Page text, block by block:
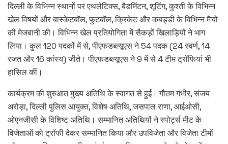
दिल्ली के विभिन्न स्थानों पर एथलेटिक्स, बैडमिंटन, शूटिंग, कुश्ती के विभिन्न
खेल विषयों और बास्केटबॉल, फुटबॉल, क्रिकेट और कबड्डी के विभिन्न मैचों
की मेजबानी की। विभिन्न खेल प्रतियोगिता में सैकड़ों खिलाड़ियों ने भाग
लिया। कुल 120 पदकों में से, पीएफडब्ल्यूएस ने 54 पदक (24 स्वर्ण, 14
रजत और 16 कांस्य) जीते। पीएफडब्ल्यूएस ने 9 में से 4 टीम ट्रॉफियां भी
हासिल कीं।
कार्यक्रम की शुरुआत मुख्य अतिथि के स्वागत से हुई। गौतम गंभीर, संजय
अरोड़ा, दिल्ली पुलिस आयुक्त, विशेष अतिथि, जसपाल राणा, आईओसी,
ओएनजीसी के विशिष्ट अतिथि। सम्मानित अतिथियों ने स्पोर्ट्स मीट के
विजेताओं को ट्रॉफी देकर सम्मानित किया और उपविजेता और विजेता टीमों